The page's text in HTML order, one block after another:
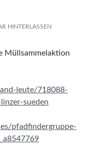
HINTERLASSEN
Müllsammelaktion
leute/718088-
sueden
pfadfindergruppe-